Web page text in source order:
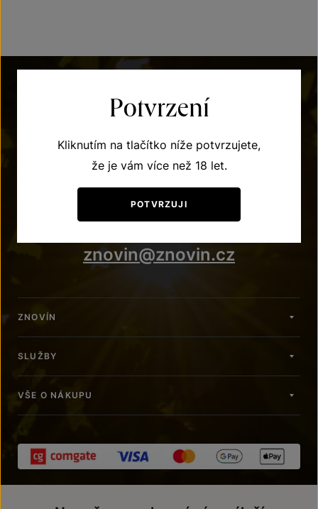
POTŘEBUJETE PORADIT?
+420 515 266 620
Po – Pá: 7:00 – 15:00
znovin@znovin.cz
ZNOVÍN
SLUŽBY
VŠE O NÁKUPU
Potvrzení
Kliknutím na tlačítko níže potvrzujete,
že je vám více než 18 let.
POTVRZUJI